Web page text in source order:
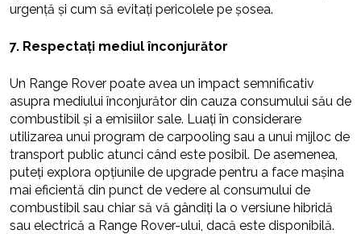
urgență și cum să evitați pericolele pe șosea.
7. Respectați mediul înconjurător
Un Range Rover poate avea un impact semnificativ
asupra mediului înconjurător din cauza consumului său de
combustibil și a emisiilor sale. Luați în considerare
utilizarea unui program de carpooling sau a unui mijloc de
transport public atunci când este posibil. De asemenea,
puteți explora opțiunile de upgrade pentru a face mașina
mai eficientă din punct de vedere al consumului de
combustibil sau chiar să vă gândiți la o versiune hibridă
sau electrică a Range Rover-ului, dacă este disponibilă.